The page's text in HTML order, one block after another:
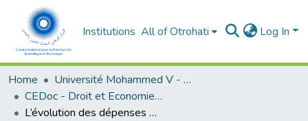
Institutions All of Otrohati Log In
Home
Université Mohammed V - Rabat
CEDoc - Droit et Economie (FSJES Agdal)
L’évolution des dépenses budgétaires et la croissance économique au Maroc